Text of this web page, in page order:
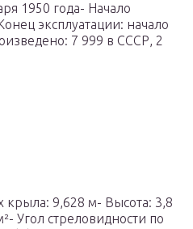
1950 года- Начало
эксплуатации: начало
7 999 в СССР, 2
9,628 м- Высота: 3,8
Угол стреловидности по